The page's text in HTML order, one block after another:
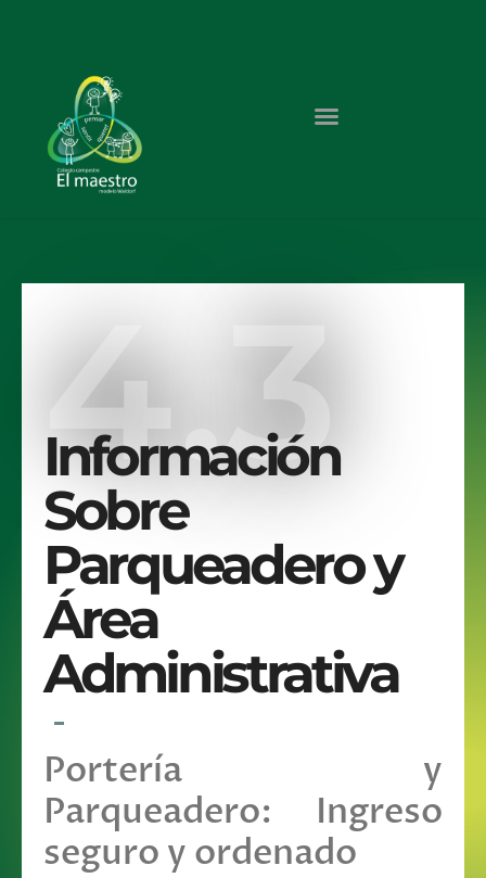
4.3
Información
Sobre
Parqueadero y
Área
Administrativa
Portería y
Parqueadero: Ingreso
seguro y ordenado